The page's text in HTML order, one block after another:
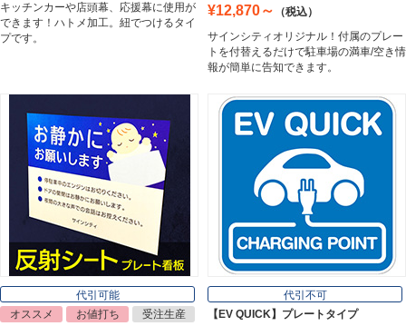
Magnet Sheet
インクジェットメディア
Inkjet Media
看板照明
Lighting Equipment
キッチンカーや店頭幕、応援幕に使用が
できます！ハトメ加工。紐でつけるタイ
プです。
¥12,870～
（税込）
サインシティオリジナル！付属のプレー
トを付替えるだけで駐車場の満車/空き情
報が簡単に告知できます。
代引可能
オススメ
お値打ち 受注生産
代引不可
【EV QUICK】プレートタイプ